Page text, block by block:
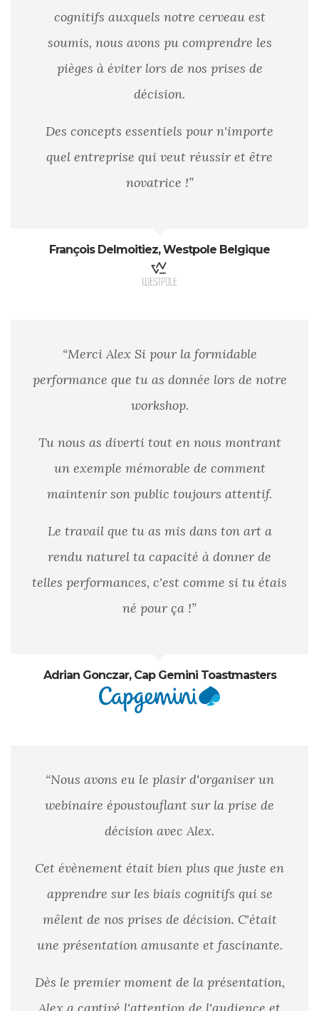
cognitifs auxquels notre cerveau est
soumis, nous avons pu comprendre les
pièges à éviter lors de nos prises de
décision.
Des concepts essentiels pour n'importe
quel entreprise qui veut réussir et être
novatrice !”
François Delmoitiez, Westpole Belgique
“Merci Alex Si pour la formidable
performance que tu as donnée lors de notre
workshop.
Tu nous as diverti tout en nous montrant
un exemple mémorable de comment
maintenir son public toujours attentif.
Le travail que tu as mis dans ton art a
rendu naturel ta capacité à donner de
telles performances, c'est comme si tu étais
né pour ça !”
Adrian Gonczar, Cap Gemini Toastmasters
“Nous avons eu le plasir d'organiser un
webinaire époustouflant sur la prise de
décision avec Alex.
Cet évènement était bien plus que juste en
apprendre sur les biais cognitifs qui se
mêlent de nos prises de décision. C'était
une présentation amusante et fascinante.
Dès le premier moment de la présentation,
Alex a captivé l'attention de l'audience et